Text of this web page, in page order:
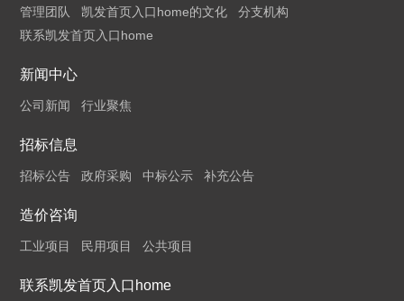
管理团队
凯发首页入口home的文化
分支机构
联系凯发首页入口home
新闻中心
公司新闻 行业聚焦
招标信息
招标公告 政府采购 中标公示 补充公告
造价咨询
工业项目 民用项目 公共项目
联系凯发首页入口home